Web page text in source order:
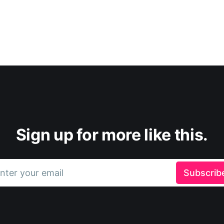
Sign up for more like this.
your email